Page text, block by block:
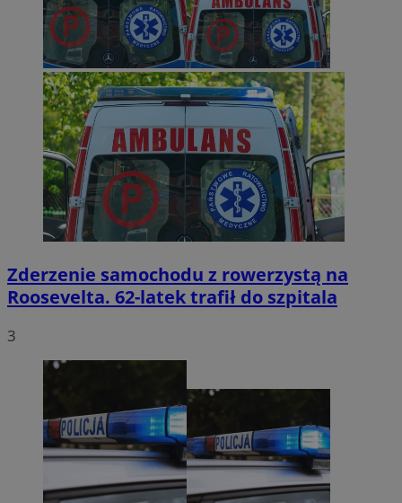
Zderzenie samochodu z rowerzystą na
Roosevelta. 62-latek trafił do szpitala
3